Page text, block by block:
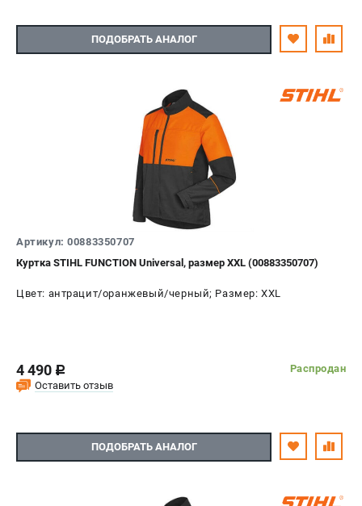
ПОДОБРАТЬ АНАЛОГ
Артикул: 00883350707
Куртка STIHL FUNCTION Universal, размер XXL (00883350707)
Цвет: антрацит/оранжевый/черный; Размер: XXL
4 490 c
Распродан
Оставить отзыв
ПОДОБРАТЬ АНАЛОГ